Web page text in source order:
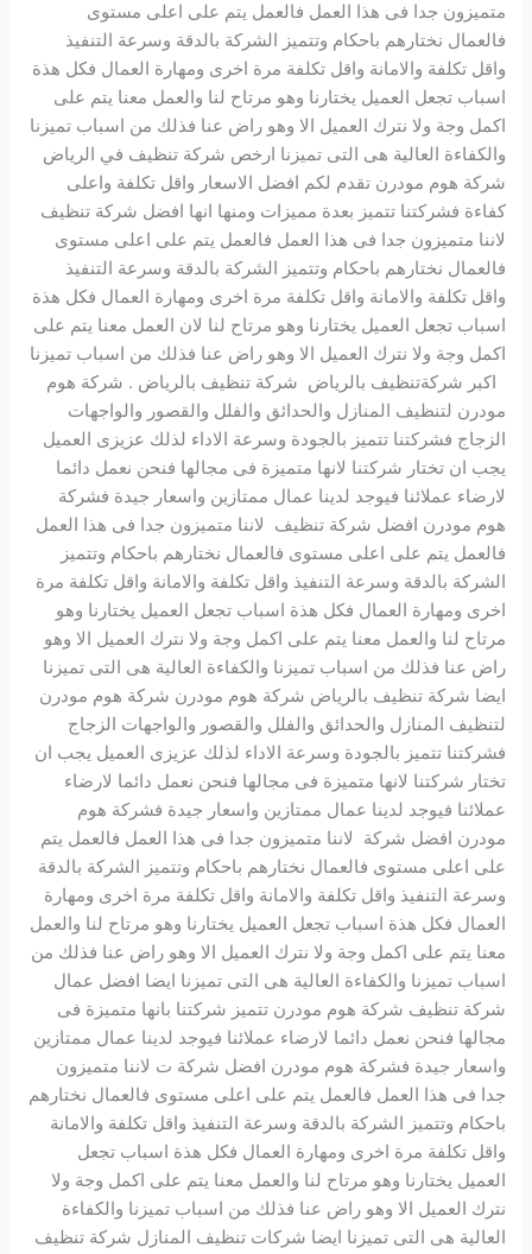
متميزون جدا فى هذا العمل فالعمل يتم على اعلى مستوى
فالعمال نختارهم باحكام وتتميز الشركة بالدقة وسرعة التنفيذ
واقل تكلفة والامانة واقل تكلفة مرة اخرى ومهارة العمال فكل هذة
اسباب تجعل العميل يختارنا وهو مرتاح لنا والعمل معنا يتم على
اكمل وجة ولا نترك العميل الا وهو راض عنا فذلك من اسباب تميزنا
والكفاءة العالية هى التى تميزنا ارخص شركة تنظيف في الرياض
شركة هوم مودرن تقدم لكم افضل الاسعار واقل تكلفة واعلى
كفاءة فشركتنا تتميز بعدة مميزات ومنها انها افضل شركة تنظيف
لاننا متميزون جدا فى هذا العمل فالعمل يتم على اعلى مستوى
فالعمال نختارهم باحكام وتتميز الشركة بالدقة وسرعة التنفيذ
واقل تكلفة والامانة واقل تكلفة مرة اخرى ومهارة العمال فكل هذة
اسباب تجعل العميل يختارنا وهو مرتاح لنا لان العمل معنا يتم على
اكمل وجة ولا نترك العميل الا وهو راض عنا فذلك من اسباب تميزنا
اكبر شركةتنظيف بالرياض شركة تنظيف بالرياض . شركة هوم
مودرن لتنظيف المنازل والحدائق والفلل والقصور والواجهات
الزجاج فشركتنا تتميز بالجودة وسرعة الاداء لذلك عزيزى العميل
يجب ان تختار شركتنا لانها متميزة فى مجالها فنحن نعمل دائما
لارضاء عملائنا فيوجد لدينا عمال ممتازين واسعار جيدة فشركة
هوم مودرن افضل شركة تنظيف لاننا متميزون جدا فى هذا العمل
فالعمل يتم على اعلى مستوى فالعمال نختارهم باحكام وتتميز
الشركة بالدقة وسرعة التنفيذ واقل تكلفة والامانة واقل تكلفة مرة
اخرى ومهارة العمال فكل هذة اسباب تجعل العميل يختارنا وهو
مرتاح لنا والعمل معنا يتم على اكمل وجة ولا نترك العميل الا وهو
راض عنا فذلك من اسباب تميزنا والكفاءة العالية هى التى تميزنا
ايضا شركة تنظيف بالرياض شركة هوم مودرن شركة هوم مودرن
لتنظيف المنازل والحدائق والفلل والقصور والواجهات الزجاج
فشركتنا تتميز بالجودة وسرعة الاداء لذلك عزيزى العميل يجب ان
تختار شركتنا لانها متميزة فى مجالها فنحن نعمل دائما لارضاء
عملائنا فيوجد لدينا عمال ممتازين واسعار جيدة فشركة هوم
مودرن افضل شركة لاننا متميزون جدا فى هذا العمل فالعمل يتم
على اعلى مستوى فالعمال نختارهم باحكام وتتميز الشركة بالدقة
وسرعة التنفيذ واقل تكلفة والامانة واقل تكلفة مرة اخرى ومهارة
العمال فكل هذة اسباب تجعل العميل يختارنا وهو مرتاح لنا والعمل
معنا يتم على اكمل وجة ولا نترك العميل الا وهو راض عنا فذلك من
اسباب تميزنا والكفاءة العالية هى التى تميزنا ايضا افضل عمال
شركة تنظيف شركة هوم مودرن تتميز شركتنا بانها متميزة فى
مجالها فنحن نعمل دائما لارضاء عملائنا فيوجد لدينا عمال ممتازين
واسعار جيدة فشركة هوم مودرن افضل شركة ت لاننا متميزون
جدا فى هذا العمل فالعمل يتم على اعلى مستوى فالعمال نختارهم
باحكام وتتميز الشركة بالدقة وسرعة التنفيذ واقل تكلفة والامانة
واقل تكلفة مرة اخرى ومهارة العمال فكل هذة اسباب تجعل
العميل يختارنا وهو مرتاح لنا والعمل معنا يتم على اكمل وجة ولا
نترك العميل الا وهو راض عنا فذلك من اسباب تميزنا والكفاءة
العالية هى التى تميزنا ايضا شركات تنظيف المنازل شركة تنظيف